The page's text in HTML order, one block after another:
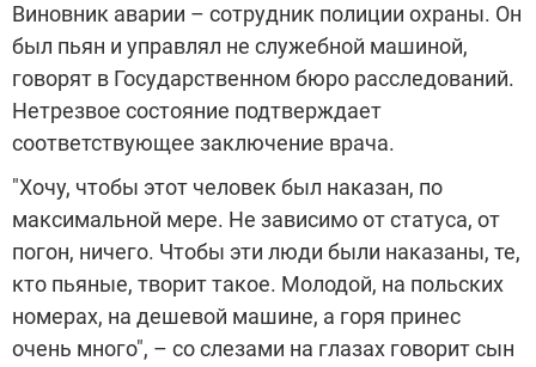
Виновник аварии – сотрудник полиции охраны. Он
был пьян и управлял не служебной машиной,
говорят в Государственном бюро расследований.
Нетрезвое состояние подтверждает
соответствующее заключение врача.
"Хочу, чтобы этот человек был наказан, по
максимальной мере. Не зависимо от статуса, от
погон, ничего. Чтобы эти люди были наказаны, те,
кто пьяные, творит такое. Молодой, на польских
номерах, на дешевой машине, а горя принес
очень много", – со слезами на глазах говорит сын